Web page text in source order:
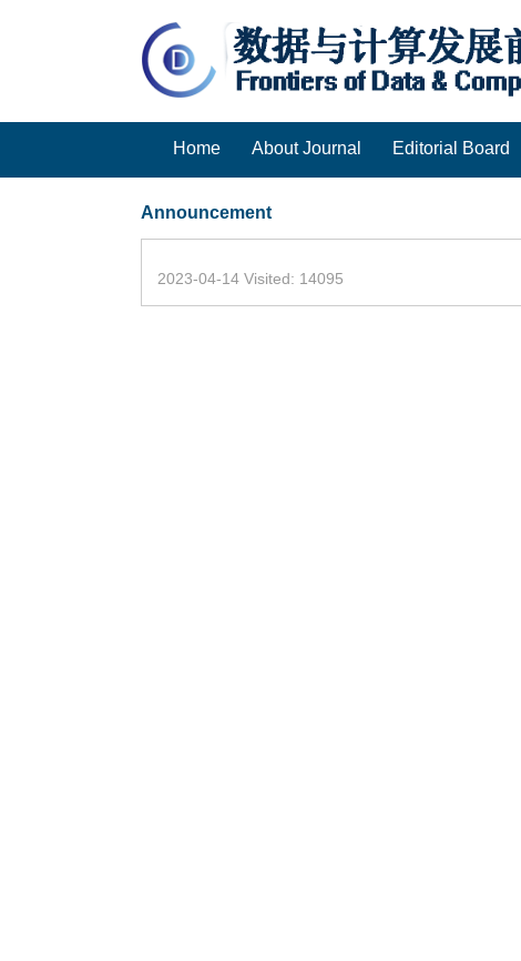
Home About Journal Editorial Board
Announcement
2023-04-14 Visited: 14095